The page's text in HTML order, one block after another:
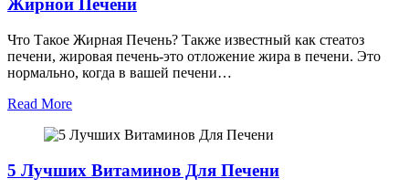
Жирной Печени
Что Такое Жирная Печень? Также известный как стеатоз
печени, жировая печень-это отложение жира в печени. Это
нормально, когда в вашей печени…
Read More
5 Лучших Витаминов Для Печени